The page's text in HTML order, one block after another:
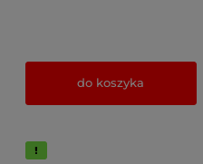
do koszyka